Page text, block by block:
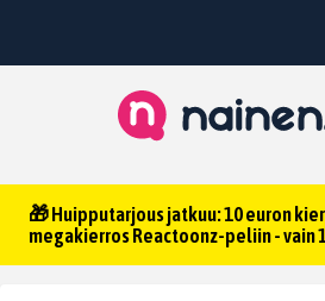
🎁 Huipputarjous jatkuu: 10 euron
megakierros Reactoonz-peliin - vain